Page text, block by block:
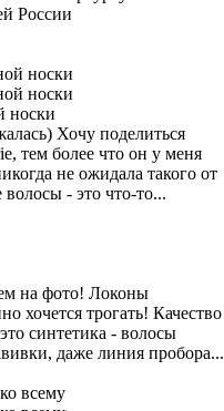
России
носки
Хочу поделиться
тем более что он у меня
не ожидала такого от
- это что-то...
на фото! Локоны
хочется трогать! Качество
синтетика - волосы
даже линия пробора...